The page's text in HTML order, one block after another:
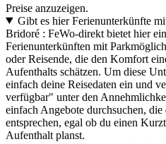
Preise anzuzeigen.
Gibt es hier Ferienunterkünfte
Bridoré : FeWo-direkt bietet hier
Ferienunterkünften mit
oder Reisende, die den Komfort
Aufenthalts schätzen. Um diese
einfach deine Reisedaten ein und
verfügbar" unter den
einfach Angebote durchsuchen,
entsprechen, egal ob du einen
Aufenthalt planst.